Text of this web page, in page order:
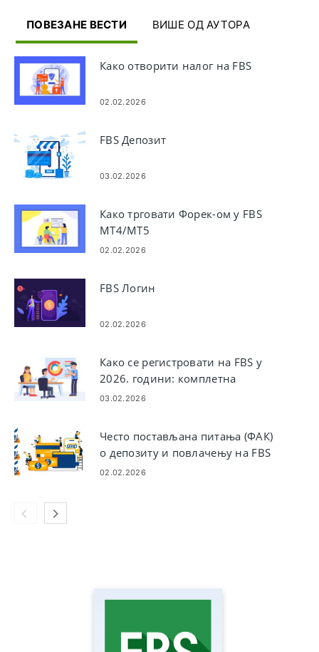
ПОВЕЗАНЕ ВЕСТИ ВИШЕ ОД АУТОРА
Како отворити налог на FBS
02.02.2026
FBS Депозит
03.02.2026
Како трговати Форек-ом у FBS
МТ4/МТ5
02.02.2026
FBS Логин
02.02.2026
Како се регистровати на FBS у
2026. години: комплетна
регистрација налога, захтеви,
03.02.2026
Често постављана питања (ФАК)
о депозиту и повлачењу на FBS
02.02.2026